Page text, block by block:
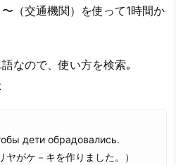
交通機関）を使って1時間か
なので、使い方を検索｡
дети обрадовались.
がケ－キを作りました。）